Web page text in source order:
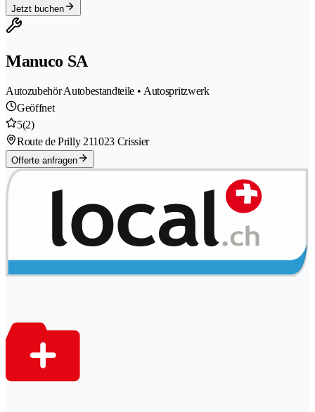
Jetzt buchen
Manuco SA
Autozubehör Autobestandteile • Autospritzwerk
Geöffnet
5(2)
Route de Prilly 211023 Crissier
Offerte anfragen